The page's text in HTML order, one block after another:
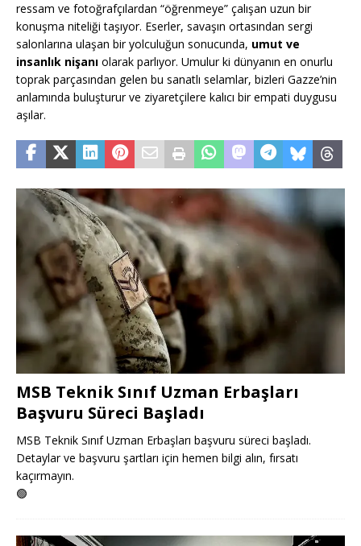
ressam ve fotoğrafçılardan “öğrenmeye” çalışan uzun bir
konuşma niteliği taşıyor. Eserler, savaşın ortasından sergi
salonlarına ulaşan bir yolculuğun sonucunda, umut ve
insanlık nişanı olarak parlıyor. Umulur ki dünyanın en onurlu
toprak parçasından gelen bu sanatlı selamlar, bizleri Gazze’nin
anlamında buluşturur ve ziyaretçilere kalıcı bir empati duygusu
aşılar.
MSB Teknik Sınıf Uzman Erbaşları
Başvuru Süreci Başladı
MSB Teknik Sınıf Uzman Erbaşları başvuru süreci başladı.
Detaylar ve başvuru şartları için hemen bilgi alın, fırsatı
kaçırmayın.
🟢